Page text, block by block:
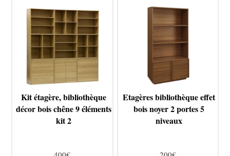
Kit étagère, bibliothèque
décor bois chêne 9 éléments
kit 2
Etagères bibliothèque effet
bois noyer 2 portes 5
niveaux